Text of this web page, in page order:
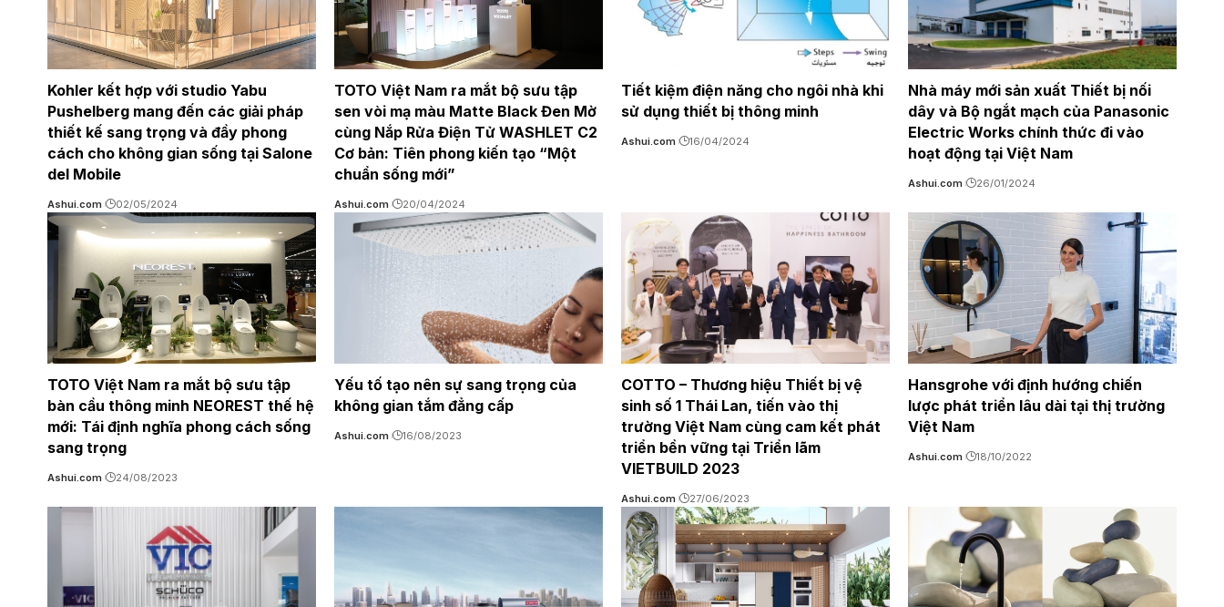
Kohler kết hợp với studio Yabu
Pushelberg mang đến các giải pháp
thiết kế sang trọng và đầy phong
cách cho không gian sống tại Salone
del Mobile
Ashui.com 02/05/2024
TOTO Việt Nam ra mắt bộ sưu tập
sen vòi mạ màu Matte Black Đen Mờ
cùng Nắp Rửa Điện Tử WASHLET C2
Cơ bản: Tiên phong kiến tạo “Một
chuẩn sống mới”
Ashui.com 20/04/2024
Tiết kiệm điện năng cho ngôi nhà khi
sử dụng thiết bị thông minh
Ashui.com 16/04/2024
Nhà máy mới sản xuất Thiết bị nối
dây và Bộ ngắt mạch của Panasonic
Electric Works chính thức đi vào
hoạt động tại Việt Nam
Ashui.com 26/01/2024
TOTO Việt Nam ra mắt bộ sưu tập
bàn cầu thông minh NEOREST thế hệ
mới: Tái định nghĩa phong cách sống
sang trọng
Ashui.com 24/08/2023
Yếu tố tạo nên sự sang trọng của
không gian tắm đẳng cấp
Ashui.com 16/08/2023
COTTO – Thương hiệu Thiết bị vệ
sinh số 1 Thái Lan, tiến vào thị
trường Việt Nam cùng cam kết phát
triển bền vững tại Triển lãm
VIETBUILD 2023
Ashui.com 27/06/2023
Hansgrohe với định hướng chiến
lược phát triển lâu dài tại thị trường
Việt Nam
Ashui.com 18/10/2022